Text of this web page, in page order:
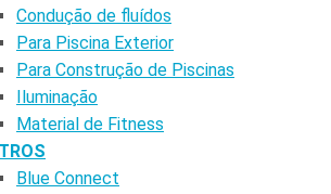
Condução de fluídos
Para Piscina Exterior
Para Construção de Piscinas
Iluminação
Material de Fitness
Blue Connect